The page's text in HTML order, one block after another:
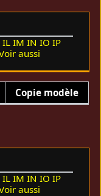
IL IM IN IO IP
aussi
Copie modèle
IL IM IN IO IP
aussi